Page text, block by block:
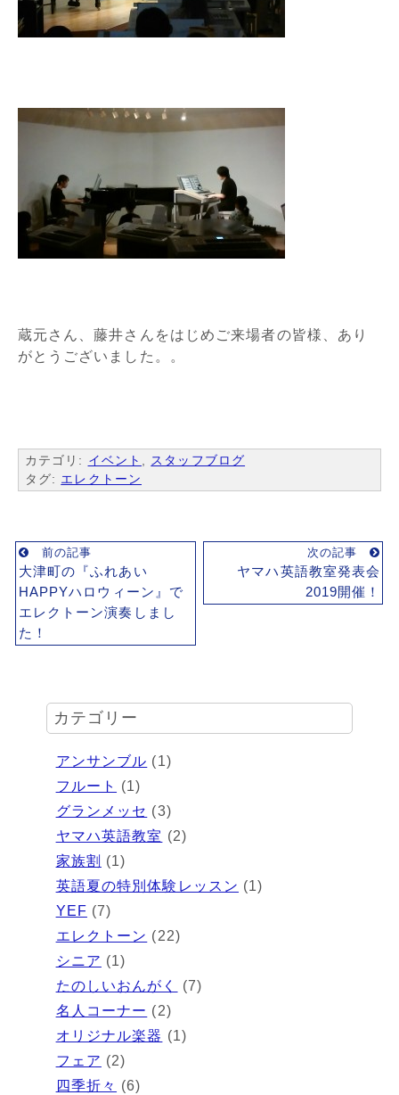
蔵元さん、藤井さんをはじめご来場者の皆様、あり
がとうございました。。
カテゴリ: イベント
スタッフブログ
タグ: エレクトーン
前の記事
大津町の『ふれあい
HAPPYハロウィーン』で
エレクトーン演奏しまし
た！
次の記事
ヤマハ英語教室発表会
2019開催！
カテゴリー
アンサンブル (1)
フルート
(1)
グランメッセ (3)
ヤマハ英語教室 (2)
家族割 (1)
英語夏の特別体験レッスン (1)
YEF (7)
エレクトーン (22)
シニア (1)
たのしいおんがく
(7)
名人コーナー (2)
オリジナル楽器 (1)
フェア (2)
四季折々 (6)